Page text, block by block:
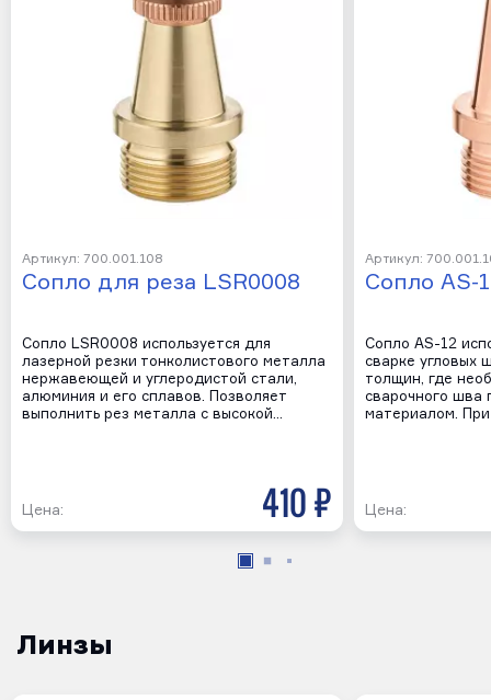
Артикул: 700.001.108
Cопло для реза LSR0008
Сопло LSR0008 используется для
лазерной резки тонколистового металла
нержавеющей и углеродистой стали,
алюминия и его сплавов. Позволяет
выполнить рез металла с высокой…
Цена: 410 р
Артикул:
Сопло AS-
Сопло AS-12
сварке угловых
толщин, где
сварочного шва
материалом.
Цена:
Линзы